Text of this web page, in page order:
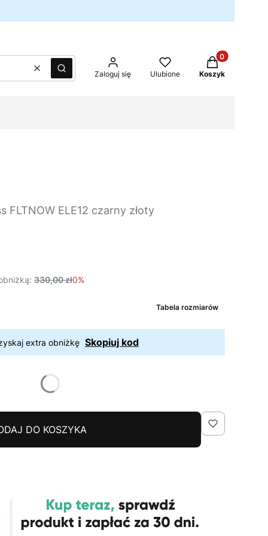
WyczyśćSzukaj Zaloguj się Ulubione
Produkty w
Koszyk
FLTNOW ELE12 czarny złoty
330,00 zł0%
Tabela rozmiarów
extra obniżkę Skopiuj kod
DO KOSZYKA